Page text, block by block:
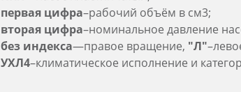
первая цифра–рабочий объём в см3;
вторая цифра–номинальное давление
без индекса—правое вращение, "Л"
УХЛ4–климатическое исполнение и